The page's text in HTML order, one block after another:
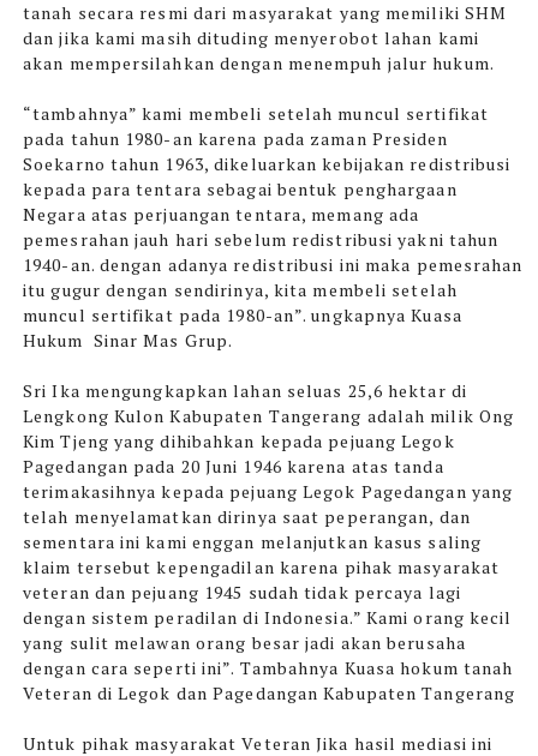
tanah secara resmi dari masyarakat yang memiliki SHM
dan jika kami masih dituding menyerobot lahan kami
akan mempersilahkan dengan menempuh jalur hukum.
“tambahnya” kami membeli setelah muncul sertifikat
pada tahun 1980-an karena pada zaman Presiden
Soekarno tahun 1963, dikeluarkan kebijakan redistribusi
kepada para tentara sebagai bentuk penghargaan
Negara atas perjuangan tentara, memang ada
pemesrahan jauh hari sebelum redistribusi yakni tahun
1940-an. dengan adanya redistribusi ini maka pemesrahan
itu gugur dengan sendirinya, kita membeli setelah
muncul sertifikat pada 1980-an”. ungkapnya Kuasa
Hukum Sinar Mas Grup.
Sri Ika mengungkapkan lahan seluas 25,6 hektar di
Lengkong Kulon Kabupaten Tangerang adalah milik Ong
Kim Tjeng yang dihibahkan kepada pejuang Legok
Pagedangan pada 20 Juni 1946 karena atas tanda
terimakasihnya kepada pejuang Legok Pagedangan yang
telah menyelamatkan dirinya saat peperangan, dan
sementara ini kami enggan melanjutkan kasus saling
klaim tersebut kepengadilan karena pihak masyarakat
veteran dan pejuang 1945 sudah tidak percaya lagi
dengan sistem peradilan di Indonesia.” Kami orang kecil
yang sulit melawan orang besar jadi akan berusaha
dengan cara seperti ini”. Tambahnya Kuasa hokum tanah
Veteran di Legok dan Pagedangan Kabupaten Tangerang
Untuk pihak masyarakat Veteran Jika hasil mediasi ini